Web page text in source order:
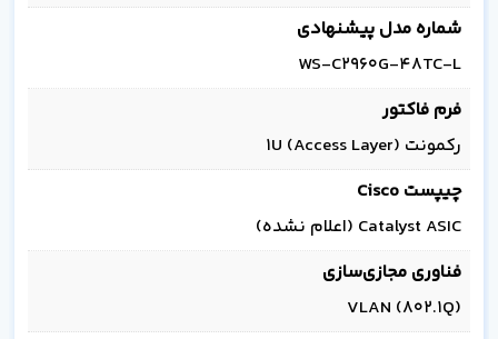
شماره مدل پیشنهادی
WS-C2960G-48TC-L
فرم فاکتور
رکمونت 1U (Access Layer)
چیپست Cisco
Catalyst ASIC (اعلام نشده)
فناوری مجازی‌سازی
VLAN (802.1Q)